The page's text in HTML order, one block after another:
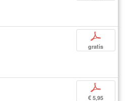
p
gratis
p
€ 5,95